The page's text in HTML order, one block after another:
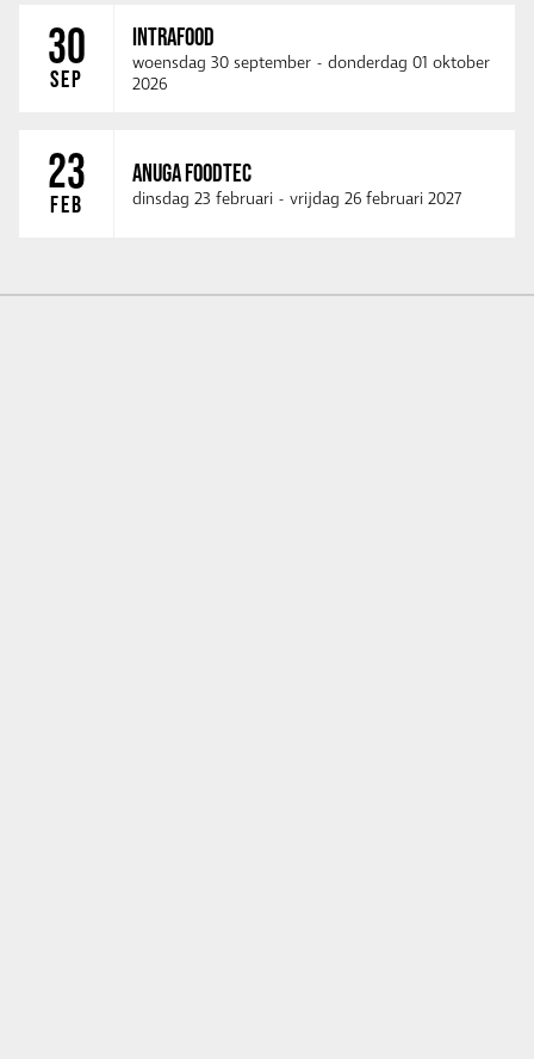
30
SEP
INTRAFOOD
woensdag 30 september - donderdag 01 oktober
2026
23
FEB
ANUGA FOODTEC
dinsdag 23 februari - vrijdag 26 februari 2027